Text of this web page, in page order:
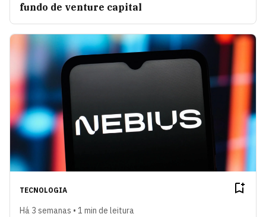
fundo de venture capital
TECNOLOGIA
Há 3 semanas • 1 min de leitura